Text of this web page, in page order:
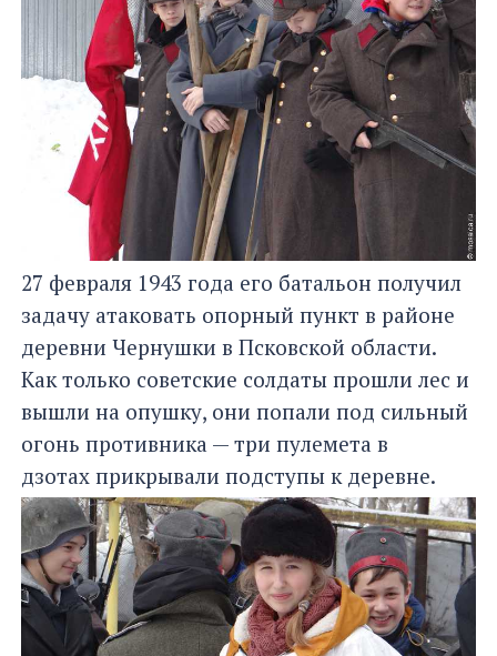
27 февраля 1943 года его батальон получил
задачу атаковать опорный пункт в районе
деревни Чернушки в Псковской области.
Как только советские солдаты прошли лес и
вышли на опушку, они попали под сильный
огонь противника — три пулемета в
дзотах прикрывали подступы к деревне.